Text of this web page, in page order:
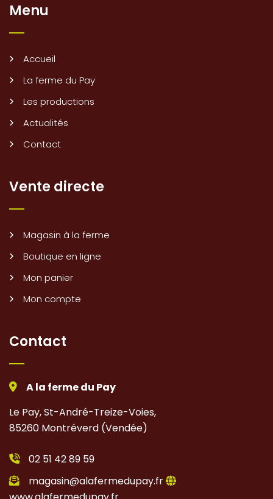
Menu
Accueil
La ferme du Pay
Les productions
Actualités
Contact
Vente directe
Magasin à la ferme
Boutique en ligne
Mon panier
Mon compte
Contact
A la ferme du Pay
Le Pay, St-André-Treize-Voies,
85260 Montréverd (Vendée)
02 51 42 89 59
magasin@alafermedupay.fr